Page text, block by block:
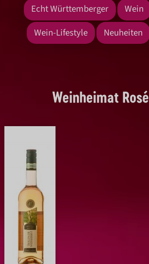
Echt Württemberger Wein
Wein-Lifestyle
Neuheiten
Weinheimat